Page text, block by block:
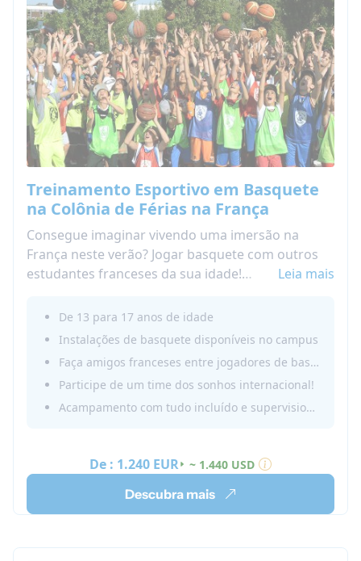
Treinamento Esportivo em Basquete
na Colônia de Férias na França
Consegue imaginar vivendo uma imersão na
França neste verão? Jogar basquete com outros
estudantes franceses da sua idade!
dão a você a oportunidade de melhorar seu nível
de habilidades em falar francês e se divertir
conhecendo novos amigos enquanto joga seu
esporte favorito!
Reserve um verão na nossa Academia de
Basquete na França 2026!
Leia mais
De 13 para 17 anos de idade
Instalações de basquete disponíveis no campus
Faça amigos franceses entre jogadores de basquete
Participe de um time dos sonhos internacional!
Acampamento com tudo incluído e supervisionado em Vichy
De : 1.240 EUR ~ 1.440 USD
Descubra mais